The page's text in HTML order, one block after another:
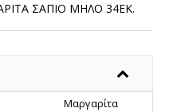
ΣΑΠΙΟ ΜΗΛΟ 34ΕΚ.
Μαργαρίτα